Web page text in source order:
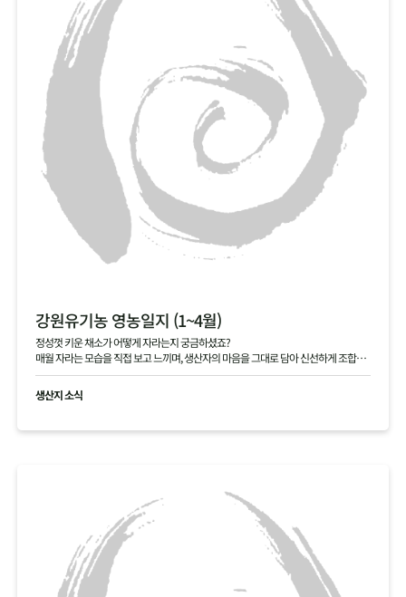
강원유기농 영농일지 (1~4월)
정성껏 키운 채소가 어떻게 자라는지 궁금하셨죠?
매월 자라는 모습을 직접 보고 느끼며, 생산자의 마음을 그대로 담아 신선하게 조합원
님께 전달해 드립니다.
생산지 소식